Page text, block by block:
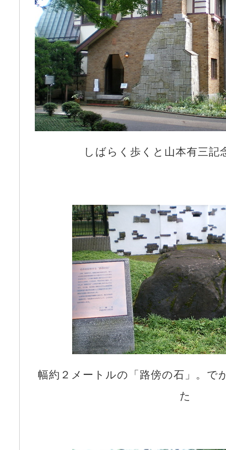
しばらく歩くと山本有三記
幅約２メートルの「路傍の石」。で
た